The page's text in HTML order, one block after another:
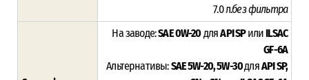
7.0 л.без фильтра
На заводе:SAE 0W-20дляAPI SPилиILSAC
GF-6A
Альтернативы:SAE 5W-20, 5W-30дляAPI SP,